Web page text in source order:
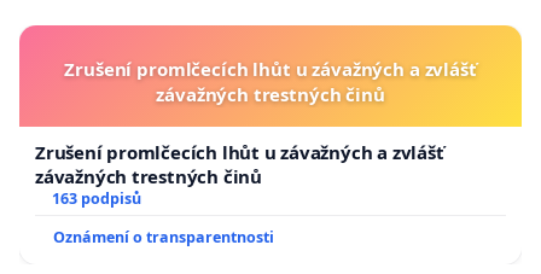
Zrušení promlčecích lhůt u závažných a zvlášť
závažných trestných činů
Zrušení promlčecích lhůt u závažných a zvlášť
závažných trestných činů
163 podpisů
Oznámení o transparentnosti